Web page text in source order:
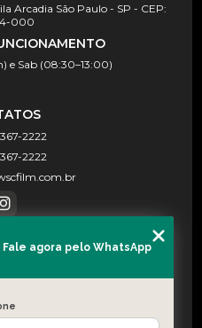
Arcadia São Paulo - SP - CEP:
000
e Sab (08:30–13:00)
2222
2222
Fale agora pelo WhatsApp